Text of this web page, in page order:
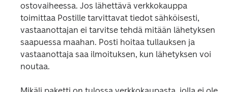
ostovaiheessa. Jos lähettävä verkkokauppa
toimittaa Postille tarvittavat tiedot sähköisesti,
vastaanottajan ei tarvitse tehdä mitään lähetyksen
saapuessa maahan. Posti hoitaa tullauksen ja
vastaanottaja saa ilmoituksen, kun lähetyksen voi
noutaa.